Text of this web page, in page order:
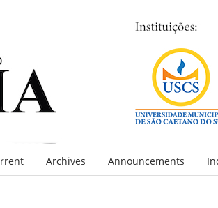
Archives Announcements